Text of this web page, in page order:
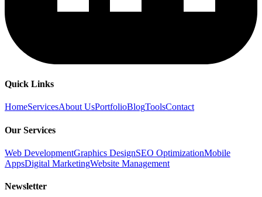
Quick Links
HomeServicesAbout UsPortfolioBlogToolsContact
Our Services
Web DevelopmentGraphics DesignSEO OptimizationMobile
AppsDigital MarketingWebsite Management
Newsletter